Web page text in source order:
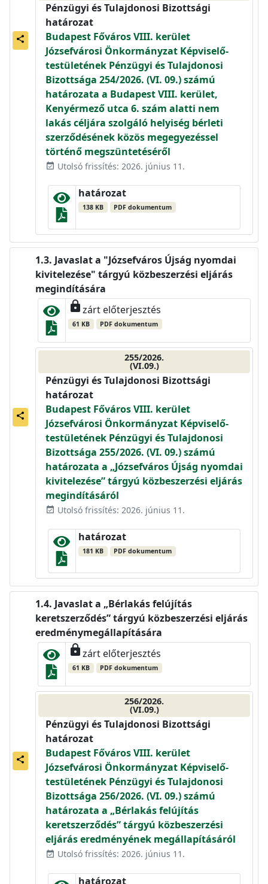
share
Pénzügyi és Tulajdonosi Bizottsági
határozat
Budapest Főváros VIII. kerület
Józsefvárosi Önkormányzat Képviselő-
testületének Pénzügyi és Tulajdonosi
Bizottsága 254/2026. (VI. 09.) számú
határozata a Budapest VIII. kerület,
Kenyérmező utca 6. szám alatti nem
lakás céljára szolgáló helyiség bérleti
szerződésének közös megegyezéssel
történő megszüntetéséről
event_available Utolsó frissítés: 2026. június 11.
határozat
138 KB PDF dokumentum
share
Javaslat a "Józsefváros Újság nyomdai
kivitelezése" tárgyú közbeszerzési eljárás
megindítására
lockzárt előterjesztés
61 KB PDF dokumentum
255/2026.
(VI.09.)
Pénzügyi és Tulajdonosi Bizottsági
határozat
Budapest Főváros VIII. kerület
Józsefvárosi Önkormányzat Képviselő-
testületének Pénzügyi és Tulajdonosi
Bizottsága 255/2026. (VI. 09.) számú
határozata a „Józsefváros Újság nyomdai
kivitelezése” tárgyú közbeszerzési eljárás
megindításáról
event_available Utolsó frissítés: 2026. június 11.
határozat
181 KB PDF dokumentum
share
Javaslat a „Bérlakás felújítás
keretszerződés” tárgyú közbeszerzési eljárás
eredménymegállapítására
lockzárt előterjesztés
61 KB PDF dokumentum
256/2026.
(VI.09.)
Pénzügyi és Tulajdonosi Bizottsági
határozat
Budapest Főváros VIII. kerület
Józsefvárosi Önkormányzat Képviselő-
testületének Pénzügyi és Tulajdonosi
Bizottsága 256/2026. (VI. 09.) számú
határozata a „Bérlakás felújítás
keretszerződés” tárgyú közbeszerzési
eljárás eredményének megállapításáról
event_available Utolsó frissítés: 2026. június 11.
határozat